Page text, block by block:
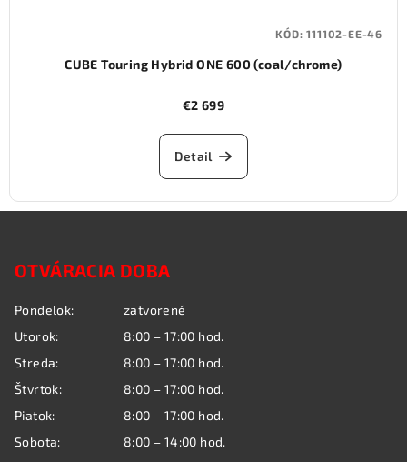
CUBE Touring Hybrid ONE 600 (coal/chrome)
€2 699
Detail
KÓD:111102-EE-46
OTVÁRACIA DOBA
Pondelok:
zatvorené
Utorok:
8:00 – 17:00 hod.
Streda:
8:00 – 17:00 hod.
Štvrtok:
8:00 – 17:00 hod.
Piatok:
8:00 – 17:00 hod.
Sobota:
8:00 – 14:00 hod.